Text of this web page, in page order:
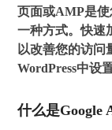
页面或AMP是
一种方式。快速
以改善您的访问
WordPress中设
什么是Google